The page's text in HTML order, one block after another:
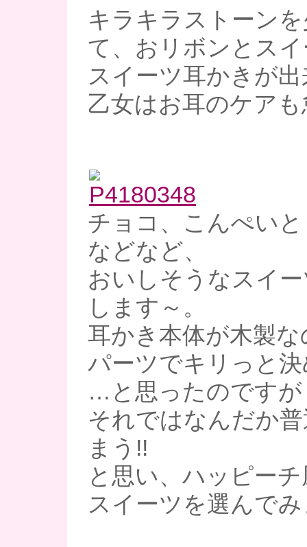
キラキラストーン
て、おリボンとス
スイーツ耳かきが
乙女はお耳のケア
チョコ、こんぺい
などなど、
おいしそうなスイ
します～。
耳かき本体が木製
パーツでキリっと
…と思ったのですが
それではなんだか
まう!!
と思い、ハッピー
スイーツを選んで